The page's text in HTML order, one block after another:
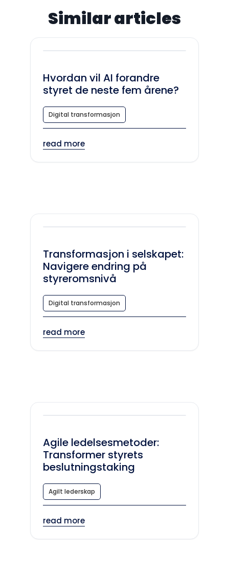
Similar articles
Hvordan vil AI forandre
styret de neste fem årene?
Digital transformasjon
read more
Transformasjon i selskapet:
Navigere endring på
styreromsnivå
Digital transformasjon
read more
Agile ledelsesmetoder:
Transformer styrets
beslutningstaking
Agilt lederskap
read more